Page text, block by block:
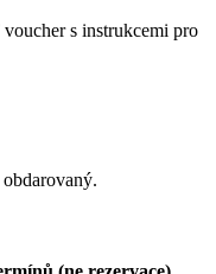
s instrukcemi pro